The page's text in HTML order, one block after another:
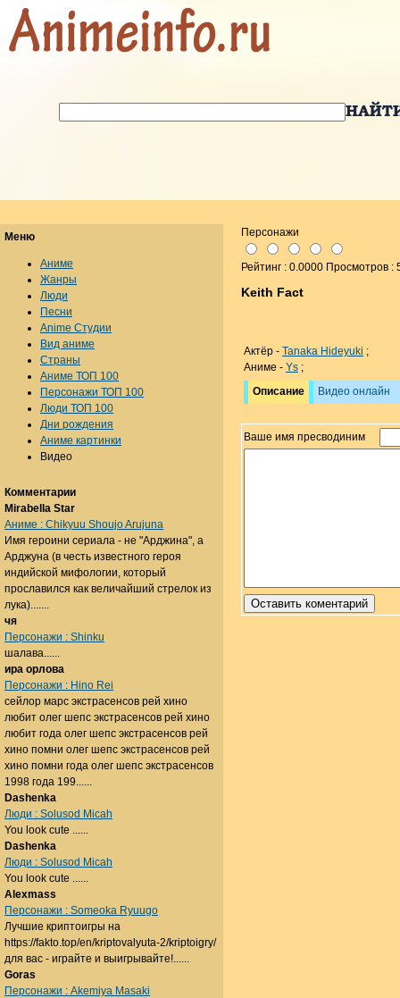
Персонажи
Рейтинг : 0.0000 Просмотров :
Keith Fact
Актёр - Tanaka Hideyuki ;
Аниме - Ys ;
Описание
Видео онлайн
Ваше имя пресводиним
Меню
Аниме
Жанры
Люди
Песни
Anime Студии
Вид аниме
Страны
Аниме ТОП 100
Персонажи ТОП 100
Люди ТОП 100
Дни рождения
Аниме картинки
Видео
Комментарии
Mirabella Star
Аниме : Chikyuu Shoujo Arujuna
Имя героини сериала - не "Арджина", а
Арджуна (в честь известного героя
индийской мифологии, который
прославился как величайший стрелок из
лука).......
чя
Персонажи : Shinku
шалава......
ира орлова
Персонажи : Hino Rei
сейлор марс экстрасенсов рей хино
любит олег шепс экстрасенсов рей хино
любит года олег шепс экстрасенсов рей
хино помни олег шепс экстрасенсов рей
хино помни года олег шепс экстрасенсов
1998 года 199......
Dashenka
Люди : Solusod Micah
You look cute ......
Dashenka
Люди : Solusod Micah
You look cute ......
Alexmass
Персонажи : Someoka Ryuugo
Лучшие криптоигры на
https://fakto.top/en/kriptovalyuta-2/kriptoigry/
для вас - играйте и выигрывайте!......
Goras
Персонажи : Akemiya Masaki